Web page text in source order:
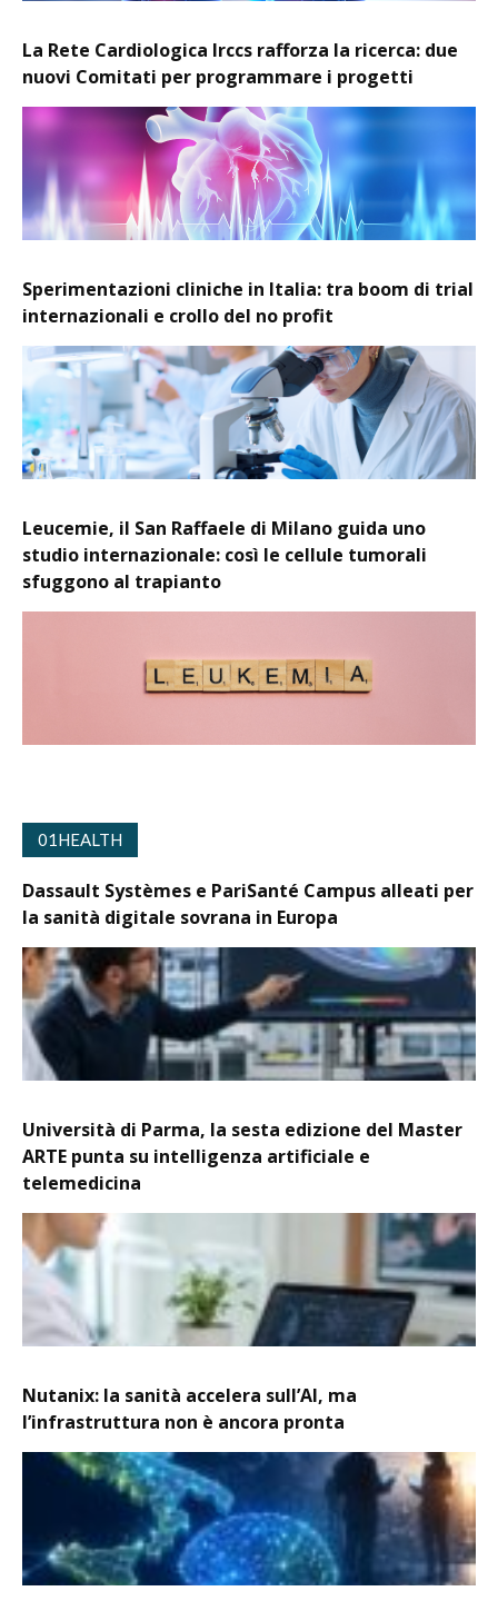
La Rete Cardiologica Irccs rafforza la ricerca: due
nuovi Comitati per programmare i progetti
Sperimentazioni cliniche in Italia: tra boom di trial
internazionali e crollo del no profit
Leucemie, il San Raffaele di Milano guida uno
studio internazionale: così le cellule tumorali
sfuggono al trapianto
01HEALTH
Dassault Systèmes e PariSanté Campus alleati per
la sanità digitale sovrana in Europa
Università di Parma, la sesta edizione del Master
ARTE punta su intelligenza artificiale e
telemedicina
Nutanix: la sanità accelera sull’AI, ma
l’infrastruttura non è ancora pronta